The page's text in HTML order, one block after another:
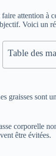
attention à
Voici un
Table des
corporelle
être évitées.